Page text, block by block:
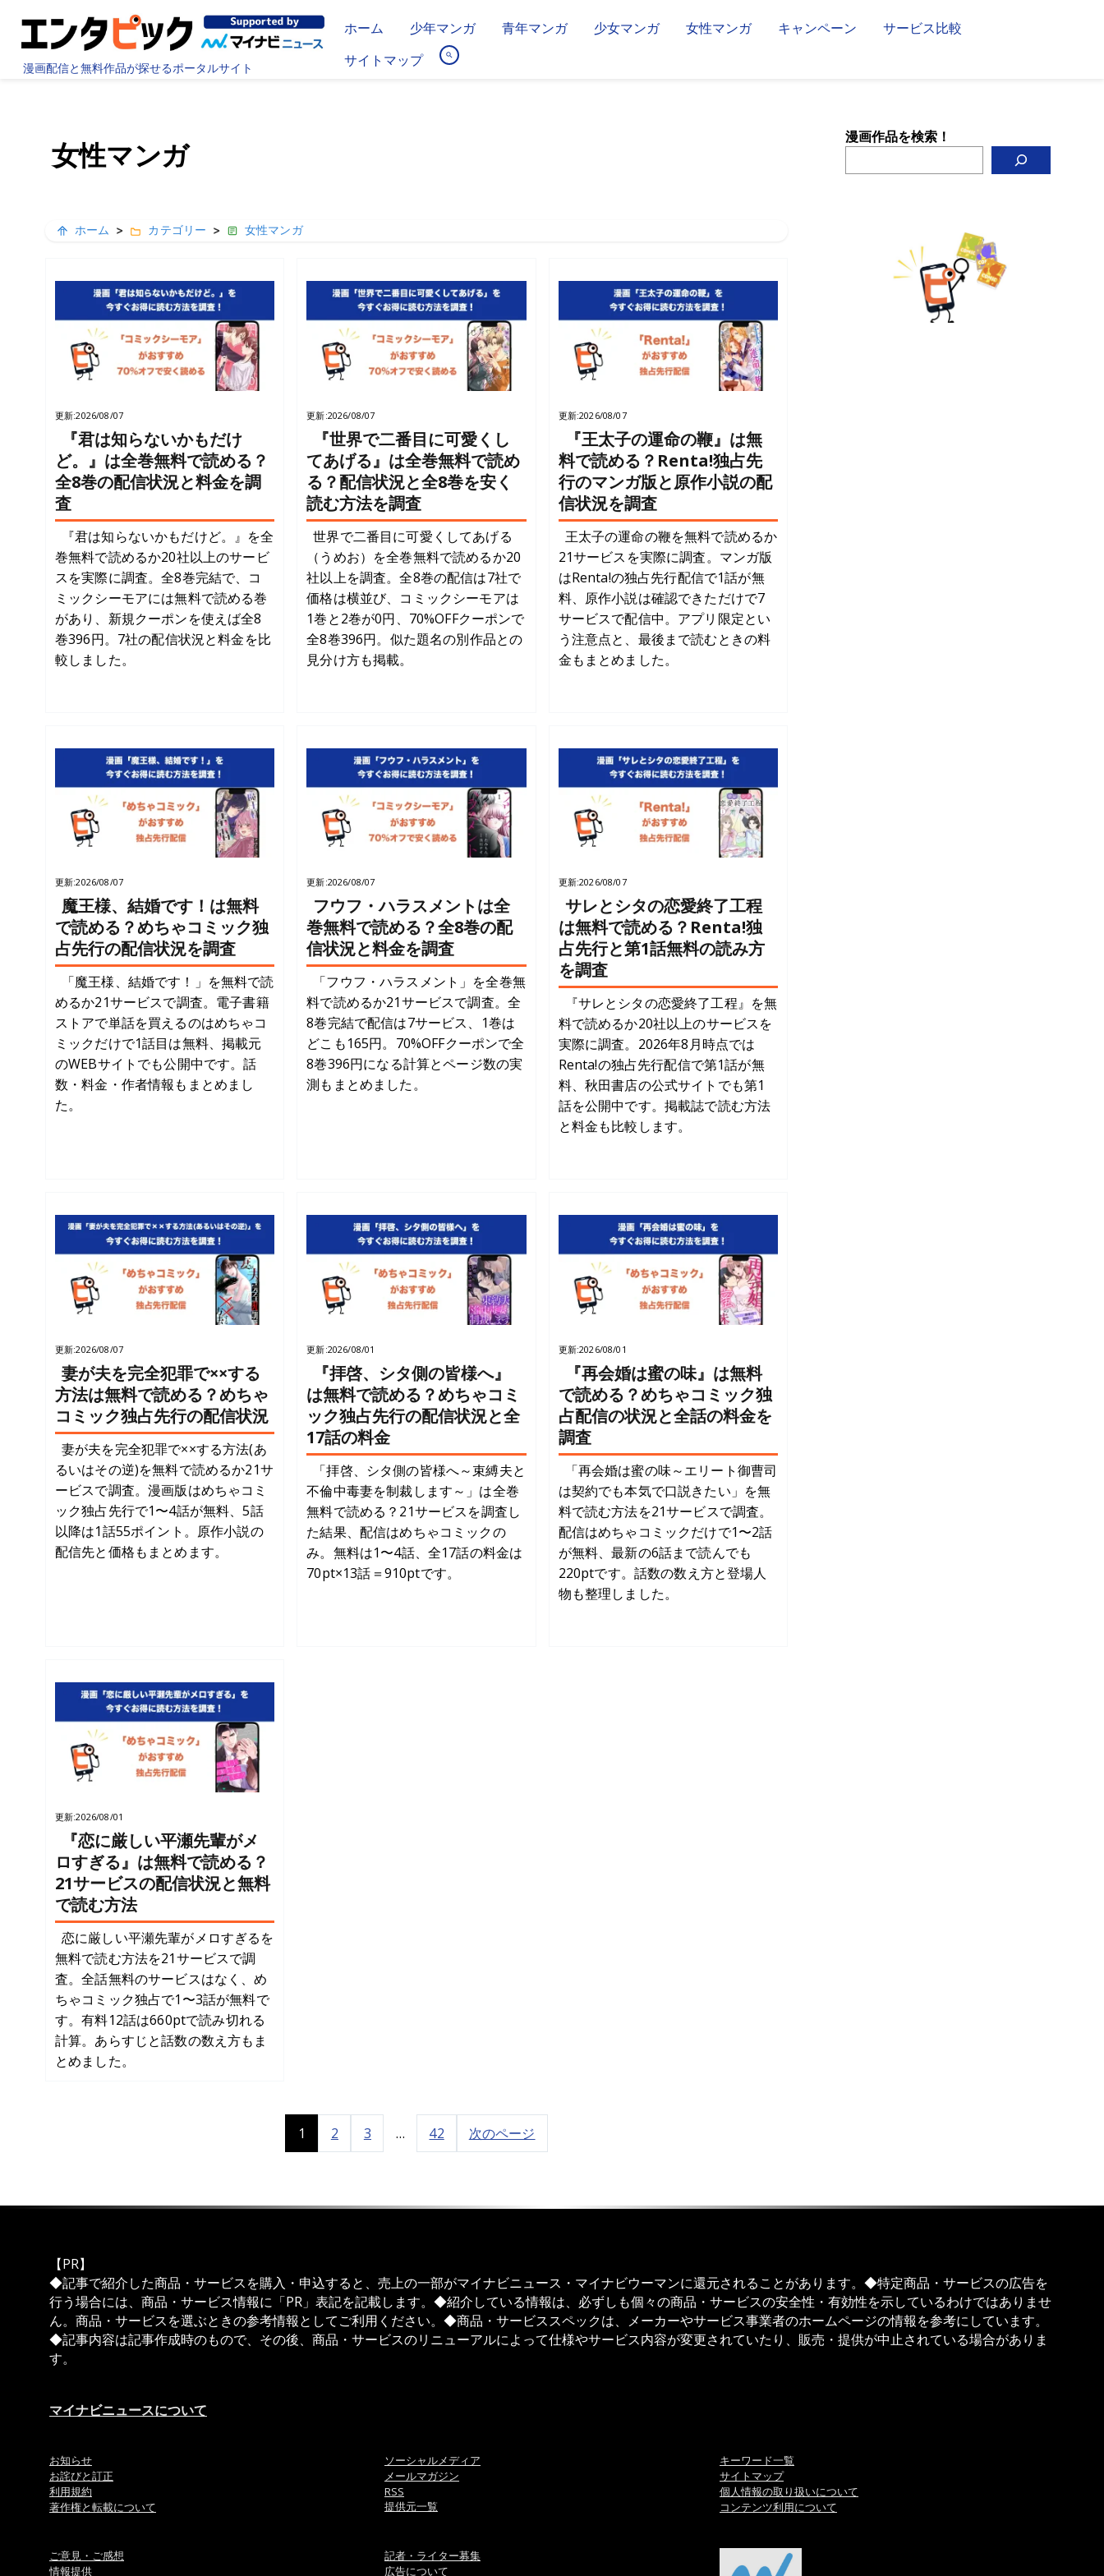
漫画配信と無料作品が探せるポータルサイト
ホーム 少年マンガ 青年マンガ 少女マンガ 女性マンガ キャンペーン
サービス比較
サイトマップ
女性マンガ
ホーム > カテゴリー > 女性マンガ
『君は知らないかもだけ
ど。』は全巻無料で読める？
全8巻の配信状況と料金を調
査
更新:2026/08/07
『君は知らないかもだけど。』を全
巻無料で読めるか20社以上のサービ
スを実際に調査。全8巻完結で、コ
ミックシーモアには無料で読める巻
があり、新規クーポンを使えば全8
巻396円。7社の配信状況と料金を比
較しました。
『世界で二番目に可愛くし
てあげる』は全巻無料で読め
る？配信状況と全8巻を安く
読む方法を調査
更新:2026/08/07
世界で二番目に可愛くしてあげる
（うめお）を全巻無料で読めるか20
社以上を調査。全8巻の配信は7社で
価格は横並び、コミックシーモアは
1巻と2巻が0円、70%OFFクーポンで
全8巻396円。似た題名の別作品との
見分け方も掲載。
『王太子の運命の鞭』は無
料で読める？Renta!独占先
行のマンガ版と原作小説の配
信状況を調査
更新:2026/08/07
王太子の運命の鞭を無料で読めるか
21サービスを実際に調査。マンガ版
はRenta!の独占先行配信で1話が無
料、原作小説は確認できただけで7
サービスで配信中。アプリ限定とい
う注意点と、最後まで読むときの料
金もまとめました。
魔王様、結婚です！は無料
で読める？めちゃコミック独
占先行の配信状況を調査
更新:2026/08/07
「魔王様、結婚です！」を無料で読
めるか21サービスで調査。電子書籍
ストアで単話を買えるのはめちゃコ
ミックだけで1話目は無料、掲載元
のWEBサイトでも公開中です。話
数・料金・作者情報もまとめまし
た。
フウフ・ハラスメントは全
巻無料で読める？全8巻の配
信状況と料金を調査
更新:2026/08/07
「フウフ・ハラスメント」を全巻無
料で読めるか21サービスで調査。全
8巻完結で配信は7サービス、1巻は
どこも165円。70%OFFクーポンで全
8巻396円になる計算とページ数の実
測もまとめました。
サレとシタの恋愛終了工程
は無料で読める？Renta!独
占先行と第1話無料の読み方
を調査
更新:2026/08/07
『サレとシタの恋愛終了工程』を無
料で読めるか20社以上のサービスを
実際に調査。2026年8月時点では
Renta!の独占先行配信で第1話が無
料、秋田書店の公式サイトでも第1
話を公開中です。掲載誌で読む方法
と料金も比較します。
妻が夫を完全犯罪で××する
方法は無料で読める？めちゃ
コミック独占先行の配信状況
更新:2026/08/07
妻が夫を完全犯罪で××する方法(あ
るいはその逆)を無料で読めるか21サ
ービスで調査。漫画版はめちゃコミ
ック独占先行で1〜4話が無料、5話
以降は1話55ポイント。原作小説の
配信先と価格もまとめます。
『拝啓、シタ側の皆様へ』
は無料で読める？めちゃコミ
ック独占先行の配信状況と全
17話の料金
更新:2026/08/01
「拝啓、シタ側の皆様へ～束縛夫と
不倫中毒妻を制裁します～」は全巻
無料で読める？21サービスを調査し
た結果、配信はめちゃコミックの
み。無料は1〜4話、全17話の料金は
70pt×13話＝910ptです。
『再会婚は蜜の味』は無料
で読める？めちゃコミック独
占配信の状況と全話の料金を
調査
更新:2026/08/01
「再会婚は蜜の味～エリート御曹司
は契約でも本気で口説きたい」を無
料で読む方法を21サービスで調査。
配信はめちゃコミックだけで1〜2話
が無料、最新の6話まで読んでも
220ptです。話数の数え方と登場人
物も整理しました。
『恋に厳しい平瀬先輩がメ
ロすぎる』は無料で読める？
21サービスの配信状況と無料
で読む方法
更新:2026/08/01
恋に厳しい平瀬先輩がメロすぎるを
無料で読む方法を21サービスで調
査。全話無料のサービスはなく、め
ちゃコミック独占で1〜3話が無料で
す。有料12話は660ptで読み切れる
計算。あらすじと話数の数え方もま
とめました。
1 2 3 … 42 次のページ
漫画作品を検索！
【PR】
◆記事で紹介した商品・サービスを購入・申込すると、売上の一部がマイナビニュース・マイナビウーマンに還元されることがあります。◆特定商品・サービスの広告を
行う場合には、商品・サービス情報に「PR」表記を記載します。◆紹介している情報は、必ずしも個々の商品・サービスの安全性・有効性を示しているわけではありませ
ん。商品・サービスを選ぶときの参考情報としてご利用ください。◆商品・サービススペックは、メーカーやサービス事業者のホームページの情報を参考にしています。
◆記事内容は記事作成時のもので、その後、商品・サービスのリニューアルによって仕様やサービス内容が変更されていたり、販売・提供が中止されている場合がありま
す。
マイナビニュースについて
お知らせ
お詫びと訂正
利用規約
著作権と転載について
ソーシャルメディア
メールマガジン
RSS
提供元一覧
キーワード一覧
サイトマップ
個人情報の取り扱いについて
コンテンツ利用について
ご意見・ご感想
情報提供
記者・ライター募集
広告について